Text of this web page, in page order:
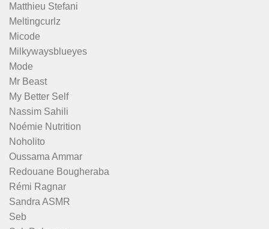
Matthieu Stefani
Meltingcurlz
Micode
Milkywaysblueyes
Mode
Mr Beast
My Better Self
Nassim Sahili
Noémie Nutrition
Noholito
Oussama Ammar
Redouane Bougheraba
Rémi Ragnar
Sandra ASMR
Seb